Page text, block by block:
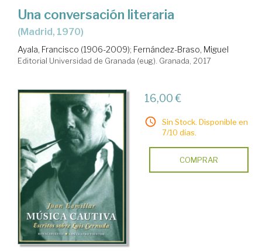
Una conversación literaria
(Madrid, 1970)
Ayala, Francisco (1906-2009); Fernández-Braso, Miguel
Editorial Universidad de Granada (eug). Granada, 2017
16,00 €
Sin Stock. Disponible en
7/10 días.
COMPRAR